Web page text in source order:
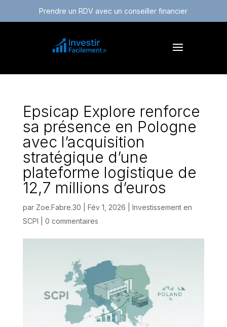
Prendre un RDV avec un conseiller financier
Epsicap Explore renforce
sa présence en Pologne
avec l’acquisition
stratégique d’une
plateforme logistique de
12,7 millions d’euros
par Zoe.Fabre.30 Fév 1, 2026
Investissement en
SCPI
0 commentaires